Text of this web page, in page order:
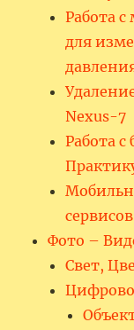
Работа
для
Nexus-7
Работа с
сервисов
Фото –
Свет,